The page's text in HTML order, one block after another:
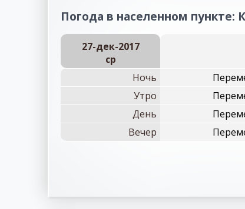
Погода в населенном пункте:
27-дек-2017
ср
Ночь
Утро
День
Вечер